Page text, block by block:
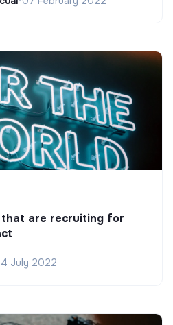
are recruiting for
July 2022